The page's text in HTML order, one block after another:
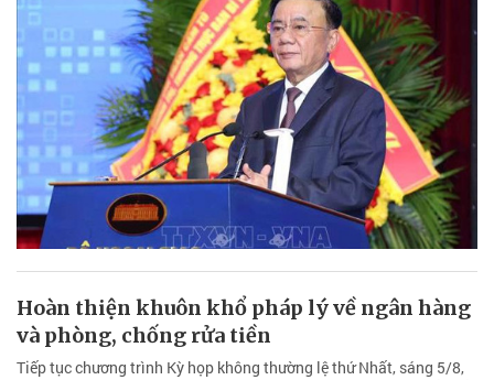
Hoàn thiện khuôn khổ pháp lý về ngân hàng
và phòng, chống rửa tiền
Tiếp tục chương trình Kỳ họp không thường lệ thứ Nhất, sáng 5/8,